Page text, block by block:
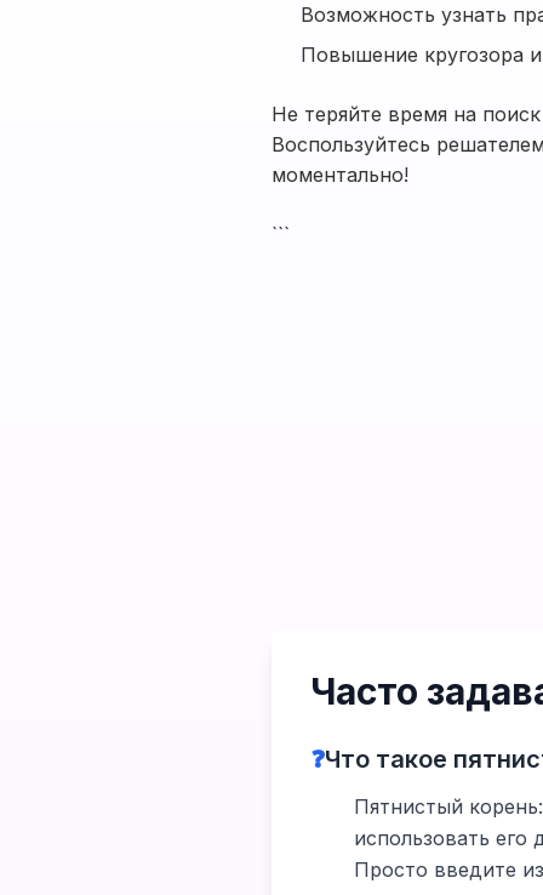
Возможность узнать
Повышение кругозора
Не теряйте время на
Воспользуйтесь
моментально!
```
Часто
❓Что такое
Пятнистый
использовать
Просто введите